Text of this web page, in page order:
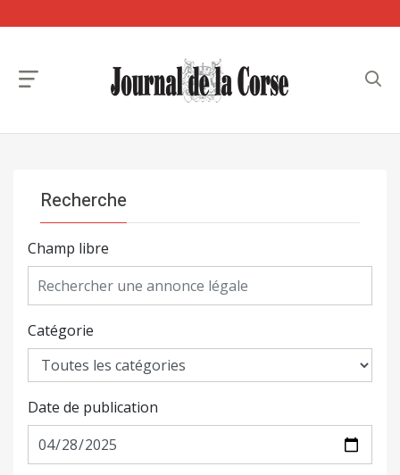
Recherche
Champ libre
Catégorie
Date de publication